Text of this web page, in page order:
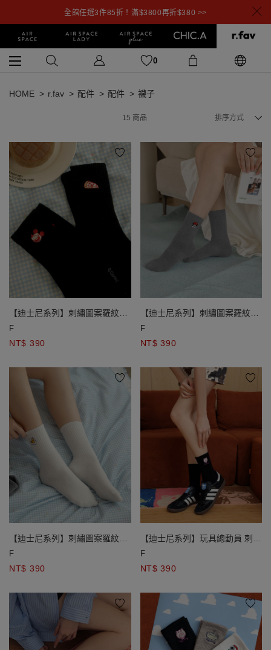
全館任選3件85折！滿$3800再折$380 >>
0
HOME r.fav 配件 配件 襪子
15 商品 排序方式
【迪士尼系列】刺繡圖案羅紋中
筒襪
F
NT$ 390
【迪士尼系列】刺繡圖案羅紋中
筒襪
F
NT$ 390
【迪士尼系列】刺繡圖案羅紋中
筒襪
F
NT$ 390
【迪士尼系列】玩具總動員 刺繡
圖案中筒襪 三眼怪款/叉奇款/火
F
NT$ 390